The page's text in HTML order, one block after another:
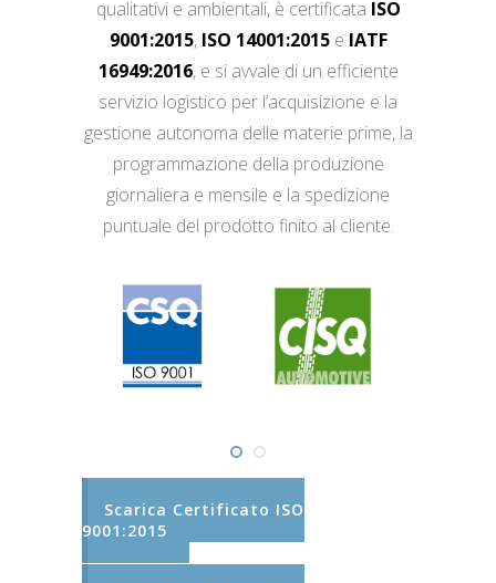
qualitativi e ambientali, è certificata ISO
9001:2015, ISO 14001:2015e IATF
16949:2016, e si avvale di un efficiente
servizio logistico per l’acquisizione e la
gestione autonoma delle materie prime, la
programmazione della produzione
giornaliera e mensile e la spedizione
puntuale del prodotto finito al cliente.
Scarica Certificato ISO
9001:2015